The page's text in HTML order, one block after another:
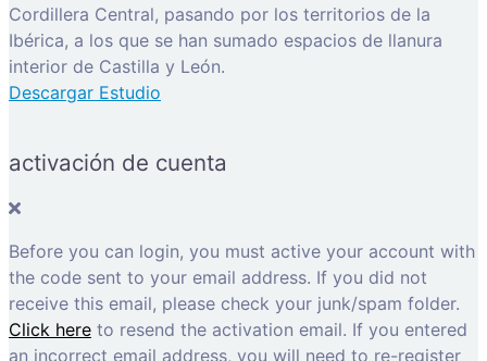
Cordillera Central, pasando por los territorios de la
Ibérica, a los que se han sumado espacios de llanura
interior de Castilla y León.
Descargar Estudio
activación de cuenta
Before you can login, you must active your account with
the code sent to your email address. If you did not
receive this email, please check your junk/spam folder.
Click here to resend the activation email. If you entered
an incorrect email address, you will need to re-register